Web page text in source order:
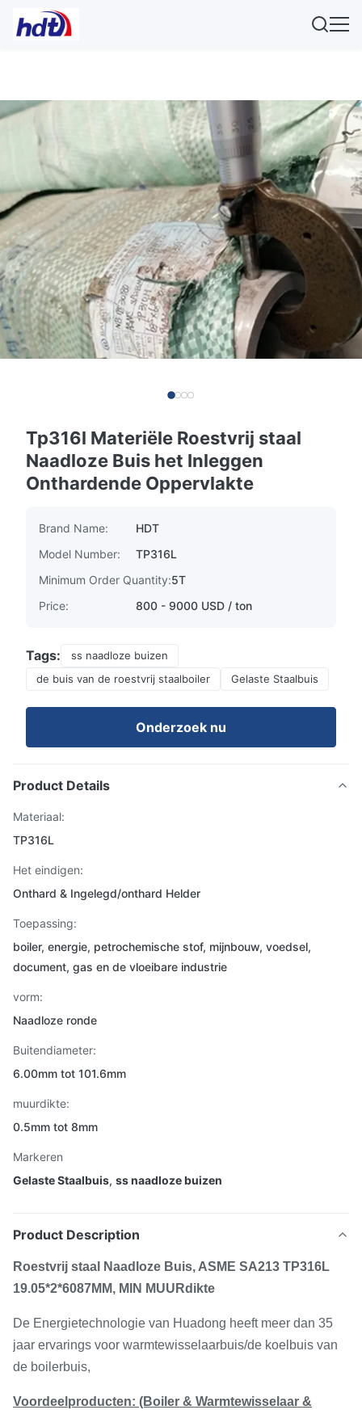
Tp316l Materiële Roestvrij staal
Naadloze Buis het Inleggen
Onthardende Oppervlakte
Brand Name:
HDT
Model Number:
TP316L
Minimum Order Quantity:5T
Price:
800 - 9000 USD / ton
Tags:
ss naadloze buizen
de buis van de roestvrij staalboiler
Gelaste Staalbuis
Onderzoek nu
Product Details
Materiaal:
TP316L
Het eindigen:
Onthard & Ingelegd/onthard Helder
Toepassing:
boiler, energie, petrochemische stof, mijnbouw, voedsel,
document, gas en de vloeibare industrie
vorm:
Naadloze ronde
Buitendiameter:
6.00mm tot 101.6mm
muurdikte:
0.5mm tot 8mm
Markeren
Gelaste Staalbuis, ss naadloze buizen
Product Description
Roestvrij staal Naadloze Buis, ASME SA213 TP316L
19.05*2*6087MM, MIN MUURdikte
De Energietechnologie van Huadong heeft meer dan 35
jaar ervarings voor warmtewisselaarbuis/de koelbuis van
de boilerbuis,
Voordeelproducten: (Boiler & Warmtewisselaar &